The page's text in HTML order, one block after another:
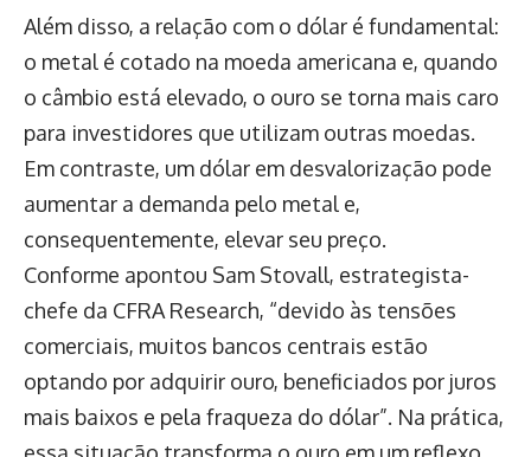
Além disso, a relação com o dólar é fundamental:
o metal é cotado na moeda americana e, quando
o câmbio está elevado, o ouro se torna mais caro
para investidores que utilizam outras moedas.
Em contraste, um dólar em desvalorização pode
aumentar a demanda pelo metal e,
consequentemente, elevar seu preço.
Conforme apontou Sam Stovall, estrategista-
chefe da CFRA Research, “devido às tensões
comerciais, muitos bancos centrais estão
optando por adquirir ouro, beneficiados por juros
mais baixos e pela fraqueza do dólar”. Na prática,